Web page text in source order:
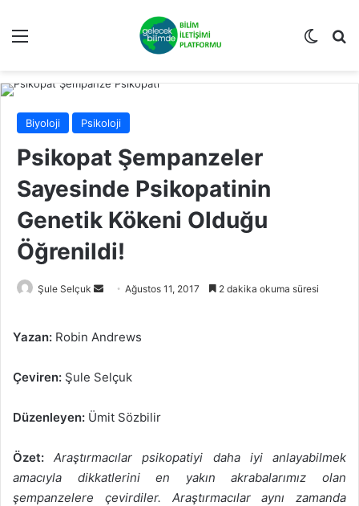
Menü Dış
Biyoloji Psikoloji
Psikopat Şempanzeler
Sayesinde Psikopatinin
Genetik Kökeni Olduğu
Öğrenildi!
Şule Selçuk
Bir
göndermek
Ağustos 11, 2017 2 dakika okuma süresi
Yazan: Robin Andrews
Çeviren: Şule Selçuk
Düzenleyen: Ümit Sözbilir
Özet:
Araştırmacılar psikopatiyi daha iyi anlayabilmek
amacıyla dikkatlerini en yakın akrabalarımız olan
şempanzelere çevirdiler. Araştırmacılar aynı zamanda